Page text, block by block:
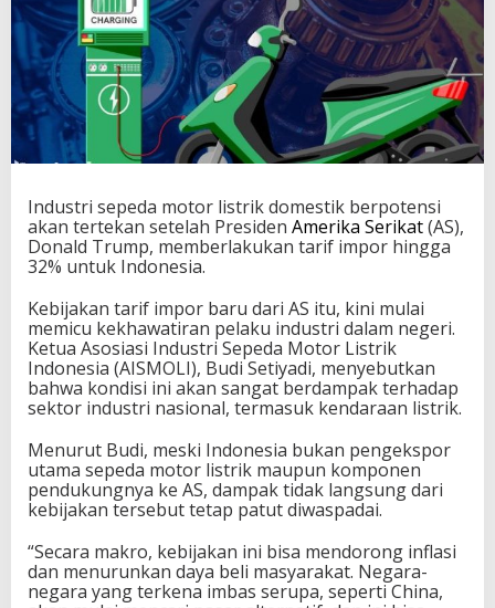
Industri sepeda motor listrik domestik berpotensi
akan tertekan setelah Presiden Amerika Serikat(AS),
Donald Trump, memberlakukan tarif impor hingga
32% untuk Indonesia.
Kebijakan tarif impor baru dari AS itu, kini mulai
memicu kekhawatiran pelaku industri dalam negeri.
Ketua Asosiasi Industri Sepeda Motor Listrik
Indonesia (AISMOLI), Budi Setiyadi, menyebutkan
bahwa kondisi ini akan sangat berdampak terhadap
sektor industri nasional, termasuk kendaraan listrik.
Menurut Budi, meski Indonesia bukan pengekspor
utama sepeda motor listrik maupun komponen
pendukungnya ke AS, dampak tidak langsung dari
kebijakan tersebut tetap patut diwaspadai.
“Secara makro, kebijakan ini bisa mendorong inflasi
dan menurunkan daya beli masyarakat. Negara-
negara yang terkena imbas serupa, seperti China,